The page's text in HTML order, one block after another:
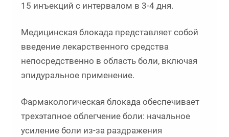
15 инъекций с интервалом в 3-4 дня.
Медицинская блокада представляет собой
введение лекарственного средства
непосредственно в область боли, включая
эпидуральное применение.
Фармакологическая блокада обеспечивает
трехэтапное облегчение боли: начальное
усиление боли из-за раздражения